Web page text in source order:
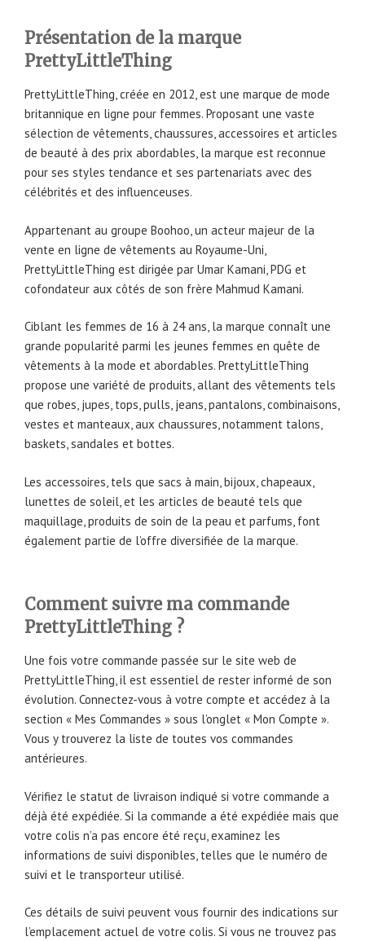
Présentation de la marque
PrettyLittleThing
PrettyLittleThing, créée en 2012, est une marque de mode
britannique en ligne pour femmes. Proposant une vaste
sélection de vêtements, chaussures, accessoires et articles
de beauté à des prix abordables, la marque est reconnue
pour ses styles tendance et ses partenariats avec des
célébrités et des influenceuses.
Appartenant au groupe Boohoo, un acteur majeur de la
vente en ligne de vêtements au Royaume-Uni,
PrettyLittleThing est dirigée par Umar Kamani, PDG et
cofondateur aux côtés de son frère Mahmud Kamani.
Ciblant les femmes de 16 à 24 ans, la marque connaît une
grande popularité parmi les jeunes femmes en quête de
vêtements à la mode et abordables. PrettyLittleThing
propose une variété de produits, allant des vêtements tels
que robes, jupes, tops, pulls, jeans, pantalons, combinaisons,
vestes et manteaux, aux chaussures, notamment talons,
baskets, sandales et bottes.
Les accessoires, tels que sacs à main, bijoux, chapeaux,
lunettes de soleil, et les articles de beauté tels que
maquillage, produits de soin de la peau et parfums, font
également partie de l’offre diversifiée de la marque.
Comment suivre ma commande
PrettyLittleThing ?
Une fois votre commande passée sur le site web de
PrettyLittleThing, il est essentiel de rester informé de son
évolution. Connectez-vous à votre compte et accédez à la
section « Mes Commandes » sous l’onglet « Mon Compte ».
Vous y trouverez la liste de toutes vos commandes
antérieures.
Vérifiez le statut de livraison indiqué si votre commande a
déjà été expédiée. Si la commande a été expédiée mais que
votre colis n’a pas encore été reçu, examinez les
informations de suivi disponibles, telles que le numéro de
suivi et le transporteur utilisé.
Ces détails de suivi peuvent vous fournir des indications sur
l’emplacement actuel de votre colis. Si vous ne trouvez pas